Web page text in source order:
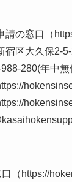
請の窓口（
宿区大久保2-
280(年中
（https://